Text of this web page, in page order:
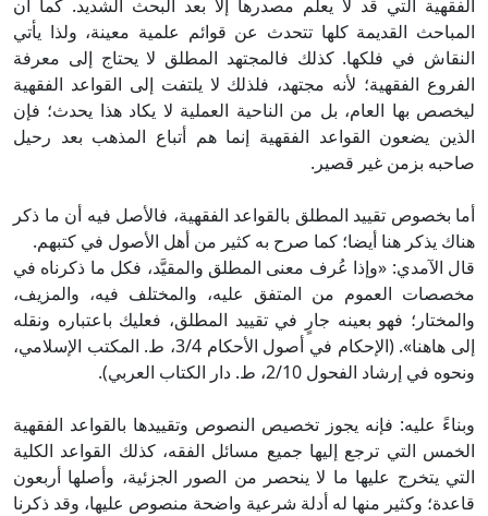
الفقهية التي قد لا يعلم مصدرها إلا بعد البحث الشديد. كما أن
المباحث القديمة كلها تتحدث عن قوائم علمية معينة، ولذا يأتي
النقاش في فلكها. كذلك فالمجتهد المطلق لا يحتاج إلى معرفة
الفروع الفقهية؛ لأنه مجتهد، فلذلك لا يلتفت إلى القواعد الفقهية
ليخصص بها العام، بل من الناحية العملية لا يكاد هذا يحدث؛ فإن
الذين يضعون القواعد الفقهية إنما هم أتباع المذهب بعد رحيل
صاحبه بزمن غير قصير.
أما بخصوص تقييد المطلق بالقواعد الفقهية، فالأصل فيه أن ما ذكر
هناك يذكر هنا أيضا؛ كما صرح به كثير من أهل الأصول في كتبهم.
قال الآمدي: «وإذا عُرف معنى المطلق والمقيَّد، فكل ما ذكرناه في
مخصصات العموم من المتفق عليه، والمختلف فيه، والمزيف،
والمختار؛ فهو بعينه جارٍ في تقييد المطلق، فعليك باعتباره ونقله
إلى هاهنا». (الإحكام في أصول الأحكام 3/4، ط. المكتب الإسلامي،
ونحوه في إرشاد الفحول 2/10، ط. دار الكتاب العربي).
وبناءً عليه: فإنه يجوز تخصيص النصوص وتقييدها بالقواعد الفقهية
الخمس التي ترجع إليها جميع مسائل الفقه، كذلك القواعد الكلية
التي يتخرج عليها ما لا ينحصر من الصور الجزئية، وأصلها أربعون
قاعدة؛ وكثير منها له أدلة شرعية واضحة منصوص عليها، وقد ذكرنا